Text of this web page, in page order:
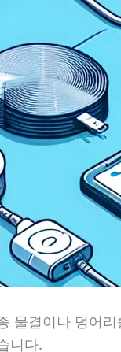
물결이나 덩어
니다.